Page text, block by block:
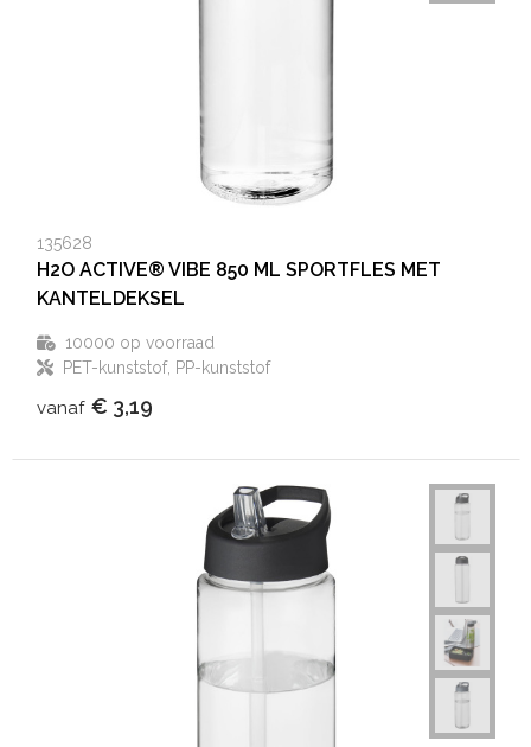
135628
H2O ACTIVE® VIBE 850 ML SPORTFLES MET
KANTELDEKSEL
10000 op voorraad
PET-kunststof, PP-kunststof
vanaf € 3,19